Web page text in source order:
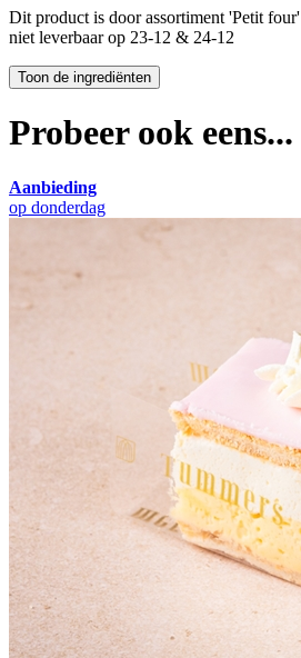
Dit product is door assortiment 'Petit four'
niet leverbaar op 23-12 & 24-12
Probeer ook eens...
Aanbieding
op donderdag